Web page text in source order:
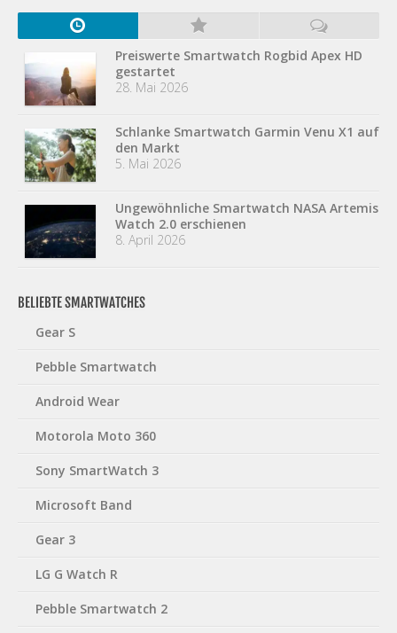
Preiswerte Smartwatch Rogbid Apex HD
gestartet
28. Mai 2026
Schlanke Smartwatch Garmin Venu X1 auf
den Markt
5. Mai 2026
Ungewöhnliche Smartwatch NASA Artemis
Watch 2.0 erschienen
8. April 2026
BELIEBTE SMARTWATCHES
Gear S
Pebble Smartwatch
Android Wear
Motorola Moto 360
Sony SmartWatch 3
Microsoft Band
Gear 3
LG G Watch R
Pebble Smartwatch 2